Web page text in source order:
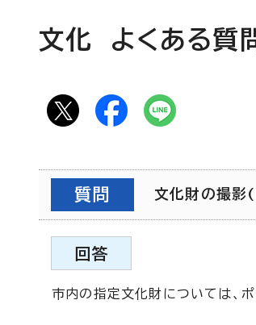
文化 よくある質
質問 文化財の撮
回答
市内の指定文化財については、ポ